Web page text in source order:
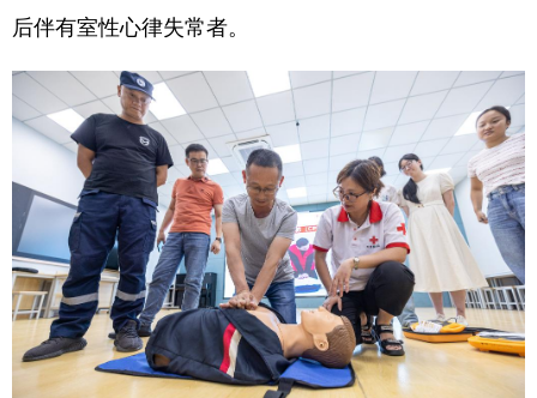
后伴有室性心律失常者。